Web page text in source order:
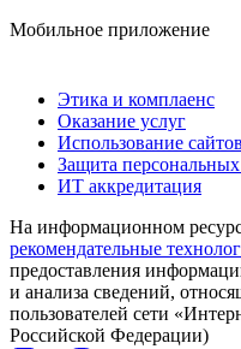
Мобильное приложение
Этика и комплаенс
Оказание услуг
Использование сайтов
Защита
ИТ аккредитация
На информационном
рекомендательные
предоставления
и анализа сведений,
пользователей сети
Российской Федерации)